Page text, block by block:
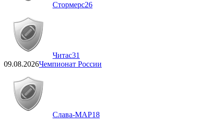
Стормерс26
Читас31
09.08.2026Чемпионат России
Слава-МАР18